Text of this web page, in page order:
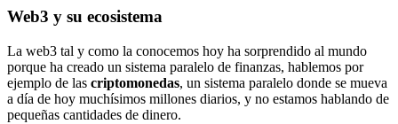
Web3 y su ecosistema
La web3 tal y como la conocemos hoy ha sorprendido al mundo
porque ha creado un sistema paralelo de finanzas, hablemos por
ejemplo de las criptomonedas, un sistema paralelo donde se mueva
a día de hoy muchísimos millones diarios, y no estamos hablando de
pequeñas cantidades de dinero.